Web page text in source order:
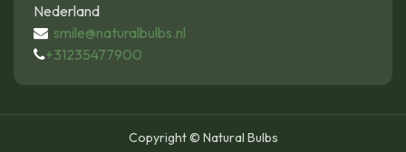
Nederland
smile@naturalbulbs.nl
+31235477900
Copyright © Natural Bulbs